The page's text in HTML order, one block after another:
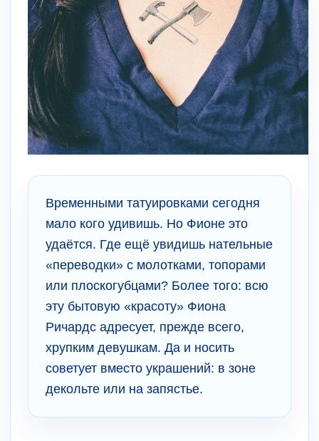
Временными татуировками сегодня
мало кого удивишь. Но Фионе это
удаётся. Где ещё увидишь нательные
«переводки» с молотками, топорами
или плоскогубцами? Более того: всю
эту бытовую «красоту» Фиона
Ричардс адресует, прежде всего,
хрупким девушкам. Да и носить
советует вместо украшений: в зоне
декольте или на запястье.